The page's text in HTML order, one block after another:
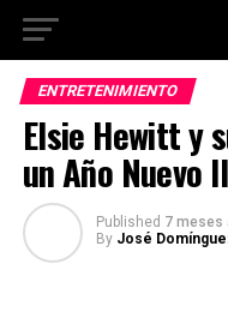
ENTRETENIMIENTO
Elsie Hewitt y
un Año Nuevo
Published 7 meses
By José